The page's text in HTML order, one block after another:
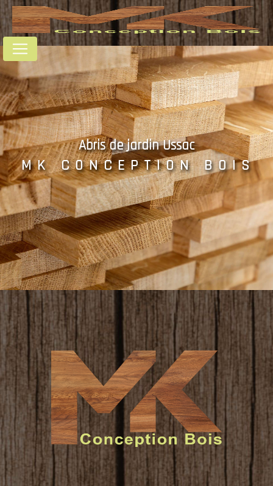
Abris de jardin Ussac
MK CONCEPTION BOIS
Panneau de gestion des cookies